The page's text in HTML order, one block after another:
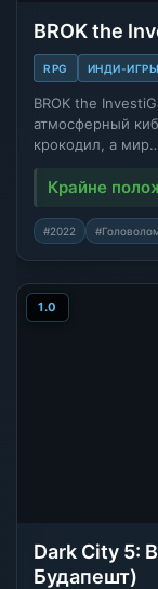
BROK the
RPG ИНДИ-ИГРЫ
BROK the
атмосферный
крокодил, а
Крайне
#2022
1.0
Dark City 5:
Будапешт)